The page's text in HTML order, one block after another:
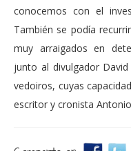
conocemos con el
También se podía
muy arraigados en
junto al divulgador
vedoiros, cuyas
escritor y cronista